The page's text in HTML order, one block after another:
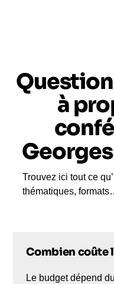
à
Georges
Trouvez ici tout ce
thématiques,
Combien coûte
Le budget dépend